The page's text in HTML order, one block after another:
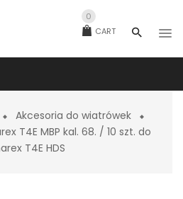
CART
0
Akcesoria do wiatrówek
T4E MBP kal. 68. / 10 szt. do
T4E HDS